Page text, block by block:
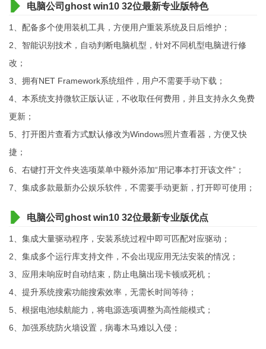
电脑公司ghost win10 32位最新专业版特色
1、配备多个使用装机工具，方便用户重装系统及日后维护；
2、智能识别技术，自动判断电脑机型，针对不同机型电脑进行修
改；
3、拥有NET Framework系统组件，用户不需要手动下载；
4、本系统支持微软正版认证，不收取任何费用，并且支持永久免费
更新；
5、打开图片查看方式默认修改为Windows照片查看器，方便又快
捷；
6、右键打开文件夹选项菜单中额外添加“用记事本打开该文件”；
7、集成多款最新办公娱乐软件，不需要手动更新，打开即可使用；
电脑公司ghost win10 32位最新专业版优点
1、集成大量驱动程序，安装系统过程中即可匹配对应驱动；
2、集成多个运行库支持文件，不会出现应用无法安装的情况；
3、应用未响应时自动结束，防止电脑出现卡顿或死机；
4、提升系统搜索功能搜索效率，无需长时间等待；
5、根据电池续航能力，将电源选项调整为高性能模式；
6、加强系统防火墙设置，病毒木马难以入侵；